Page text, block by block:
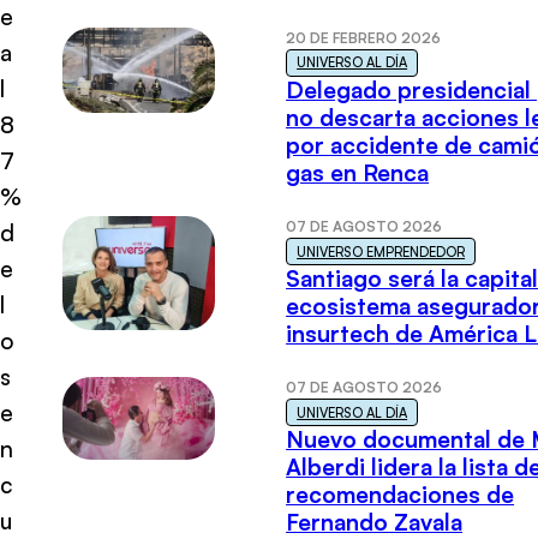
e
a
l
8
7
%
d
e
l
o
s
e
n
c
u
20 DE FEBRERO 2026
UNIVERSO AL DÍA
Delegado presidencial
no descarta acciones
por accidente de
gas en Renca
07 DE AGOSTO 2026
UNIVERSO EMPRENDEDOR
Santiago será la
ecosistema
insurtech de América
07 DE AGOSTO 2026
UNIVERSO AL DÍA
Nuevo documental de
Alberdi lidera la lista
recomendaciones de
Fernando Zavala